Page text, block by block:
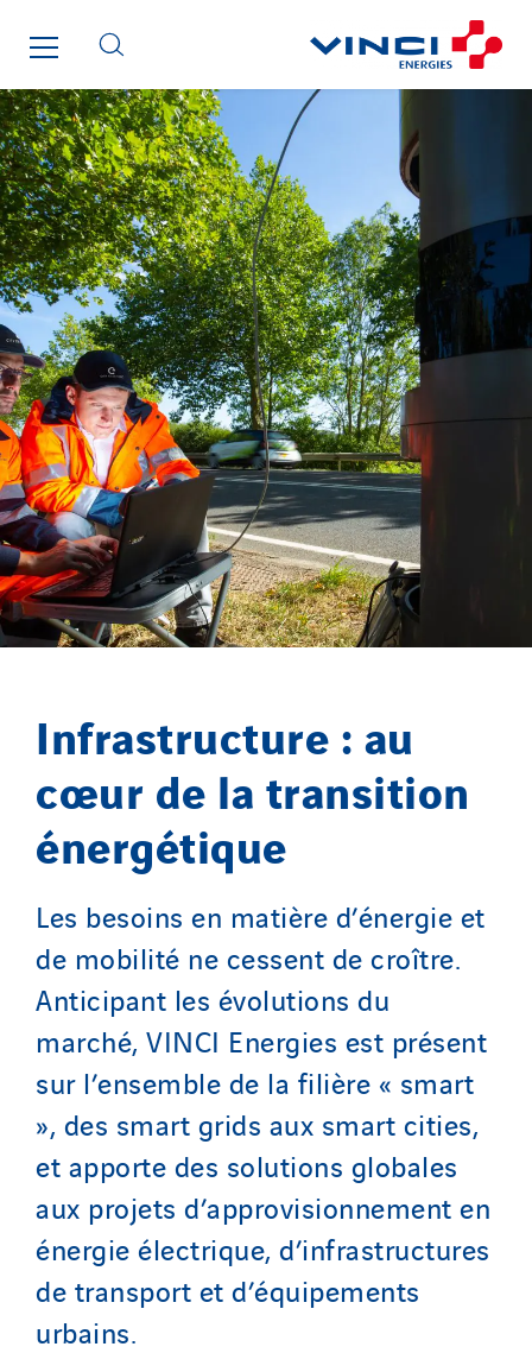
Infrastructure : au
cœur de la transition
énergétique
Les besoins en matière d’énergie et
de mobilité ne cessent de croître.
Anticipant les évolutions du
marché, VINCI Energies est présent
sur l’ensemble de la filière « smart
», des smart grids aux smart cities,
et apporte des solutions globales
aux projets d’approvisionnement en
énergie électrique, d’infrastructures
de transport et d’équipements
urbains.